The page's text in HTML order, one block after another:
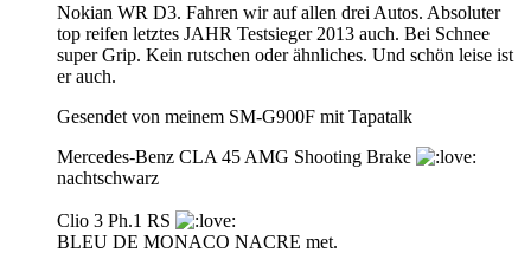
Nokian WR D3. Fahren wir auf allen drei Autos. Absoluter
top reifen letztes JAHR Testsieger 2013 auch. Bei Schnee
super Grip. Kein rutschen oder ähnliches. Und schön leise ist
er auch.
Gesendet von meinem SM-G900F mit Tapatalk
Mercedes-Benz CLA 45 AMG Shooting Brake
nachtschwarz
Clio 3 Ph.1 RS
BLEU DE MONACO NACRE met.